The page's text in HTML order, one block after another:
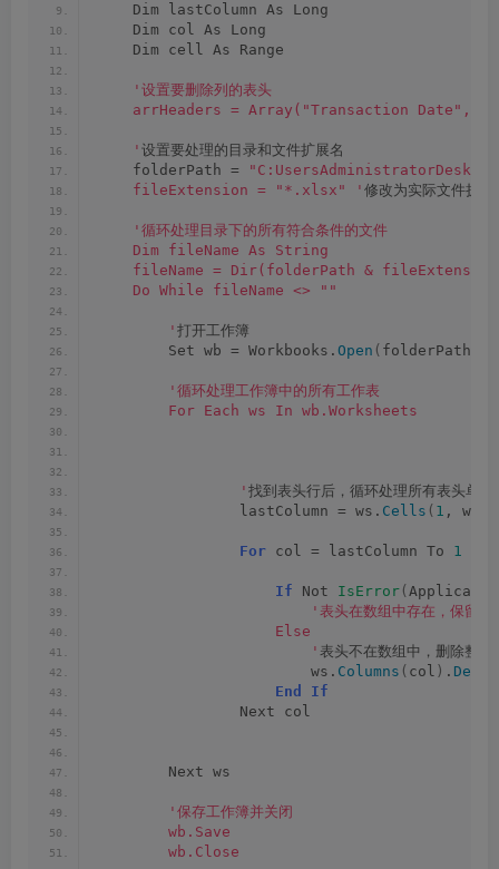
    Dim lastColumn As Long
    Dim col As Long
    Dim cell As Range
'设置要删除列的表头
arrHeaders = Array("Transaction Date",
    '
设置要处理的目录和文件扩展名
    folderPath =
"C:UsersAdministratorDesktop捷
    fileExtension = "*.xlsx" '
修改为实际文件扩展
'循环处理目录下的所有符合条件的文件
    Dim fileName As String
fileName = Dir(folderPath &
    Do While fileName <> ""
        '
打开工作簿
        Set wb = Workbooks.
Open ( folderPath
'循环处理工作簿中的所有工作表
        For Each ws In wb.Worksheets
                '
找到表头行后，循环处理所有表头单元
                lastColumn = ws.
Cells ( 1 , ws.
For col = lastColumn To 1
If Not IsError (
'表头在数组中存在，保留列
                    Else
                        '
表头不在数组中，删除整列
                        ws.
Columns ( col ) .
End
If
                Next col
        Next ws
'保存工作簿并关闭
        wb.Save
        wb.Close